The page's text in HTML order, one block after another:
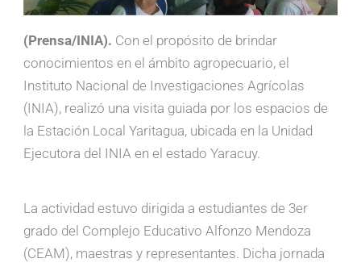
(Prensa/INIA). Con el propósito de brindar
conocimientos en el ámbito agropecuario, el
Instituto Nacional de Investigaciones Agrícolas
(INIA), realizó una visita guiada por los espacios de
la Estación Local Yaritagua, ubicada en la Unidad
Ejecutora del INIA en el estado Yaracuy.
La actividad estuvo dirigida a estudiantes de 3er
grado del Complejo Educativo Alfonzo Mendoza
(CEAM), maestras y representantes. Dicha jornada